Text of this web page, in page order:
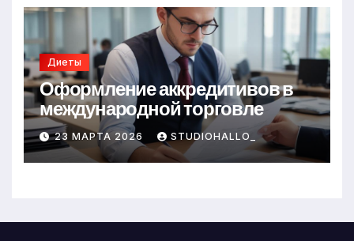
Диеты
Оформление аккредитивов в
международной торговле
23 МАРТА 2026 STUDIOHALLO_